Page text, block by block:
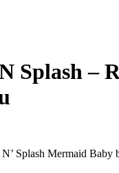
Splash –
Splash Mermaid Baby